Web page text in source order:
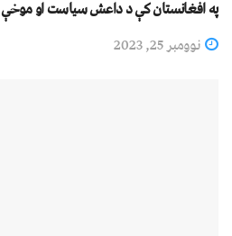
په افغانستان کې د داعش سياست او موخې
نوومبر 25, 2023